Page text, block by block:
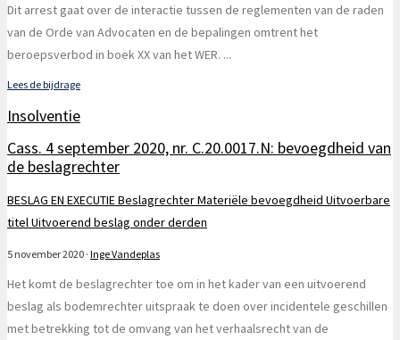
Dit arrest gaat over de interactie tussen de reglementen van de raden
van de Orde van Advocaten en de bepalingen omtrent het
beroepsverbod in boek XX van het WER. ...
Lees de bijdrage
Insolventie
Cass. 4 september 2020, nr. C.20.0017.N: bevoegdheid van
de beslagrechter
BESLAG EN EXECUTIEBeslagrechterMateriële bevoegdheid Uitvoerbare
titel Uitvoerend beslag onder derden
5 november 2020 · Inge Vandeplas
Het komt de beslagrechter toe om in het kader van een uitvoerend
beslag als bodemrechter uitspraak te doen over incidentele geschillen
met betrekking tot de omvang van het verhaalsrecht van de